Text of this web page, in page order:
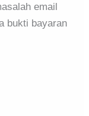
email
bukti bayaran